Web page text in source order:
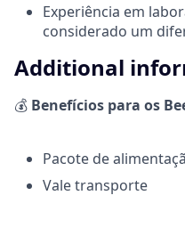
Experiência em
considerado um
Additional
💰 Benefícios para os
Pacote de
Vale transporte